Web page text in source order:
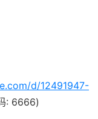
d/12491947-
: 6666)